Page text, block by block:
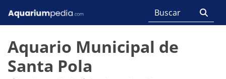
Aquario Municipal de
Santa Pola